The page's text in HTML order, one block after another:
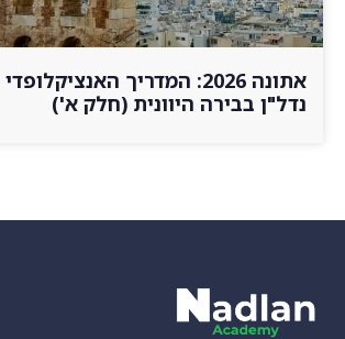
אתונה 2026: המדריך
נדל"ן בבירה היוונית (חלק א')